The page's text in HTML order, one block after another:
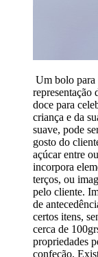
Um bolo para
representação
doce para
criança e da
suave, pode
gosto do
açúcar entre
incorpora
terços, ou
pelo cliente.
de
certos itens,
cerca de
propriedades
confeção.